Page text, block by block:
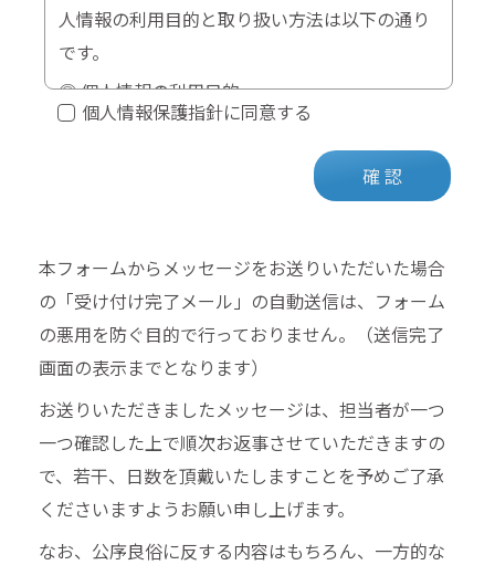
人情報の利用目的と取り扱い方法は以下の通り
です。
◎ 個人情報の利用目的
お問い合わせ内容についての調査や回答等、
業務上必要となる各種のご連絡を取るために
ご記入いただいた個人情報につきましては、
上記の利用目的のみに使用し、ご本人の同意
を得ずに、他の目的で利用したり、第三者に
提供することはございません。 また、情報の
漏洩や盗難がないよう、細心の注意を払って
厳重に管理いたします。
ケイエスケイコントロール株式会社
代表取締役 佐藤 勝
個人情報保護指針に同意する
確 認
本フォームからメッセージをお送りいただいた場合
の「受け付け完了メール」の自動送信は、フォーム
の悪用を防ぐ目的で行っておりません。（送信完了
画面の表示までとなります）
お送りいただきましたメッセージは、担当者が一つ
一つ確認した上で順次お返事させていただきますの
で、若干、日数を頂戴いたしますことを予めご了承
くださいますようお願い申し上げます。
なお、公序良俗に反する内容はもちろん、一方的な